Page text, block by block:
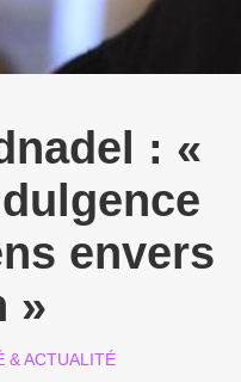
: «
envers
»
& ACTUALITÉ